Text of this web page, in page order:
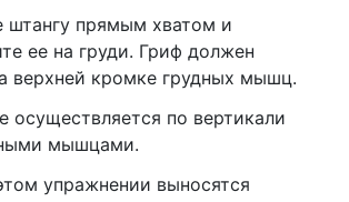
штангу прямым хватом и
ее на груди. Гриф должен
верхней кромке грудных мышц.
осуществляется по вертикали
мышцами.
упражнении выносятся